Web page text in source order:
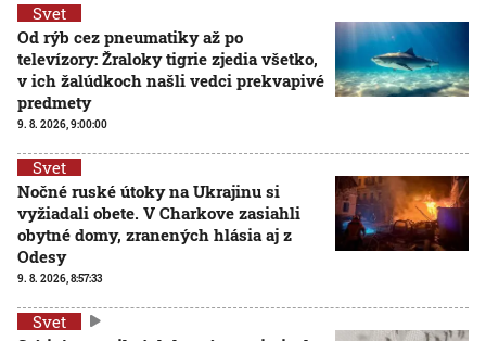
Svet
Od rýb cez pneumatiky až po
televízory: Žraloky tigrie zjedia všetko,
v ich žalúdkoch našli vedci prekvapivé
predmety
9. 8. 2026, 9:00:00
Svet
Nočné ruské útoky na Ukrajinu si
vyžiadali obete. V Charkove zasiahli
obytné domy, zranených hlásia aj z
Odesy
9. 8. 2026, 8:57:33
Svet